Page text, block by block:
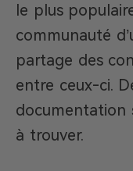
le plus
communauté
partage des
entre ceux-ci.
documentation
à trouver.